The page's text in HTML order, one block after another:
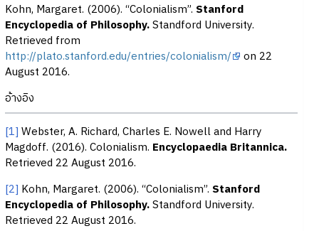
Kohn, Margaret. (2006). “Colonialism”. Stanford
Encyclopedia of Philosophy.Standford University.
Retrieved from
http://plato.stanford.edu/entries/colonialism/
on 22
August 2016.
อ้างอิง
[1] Webster, A. Richard, Charles E. Nowell and Harry
Magdoff. (2016). Colonialism. Encyclopaedia Britannica.
Retrieved 22 August 2016.
[2] Kohn, Margaret. (2006). “Colonialism”. Stanford
Encyclopedia of Philosophy.Standford University.
Retrieved 22 August 2016.